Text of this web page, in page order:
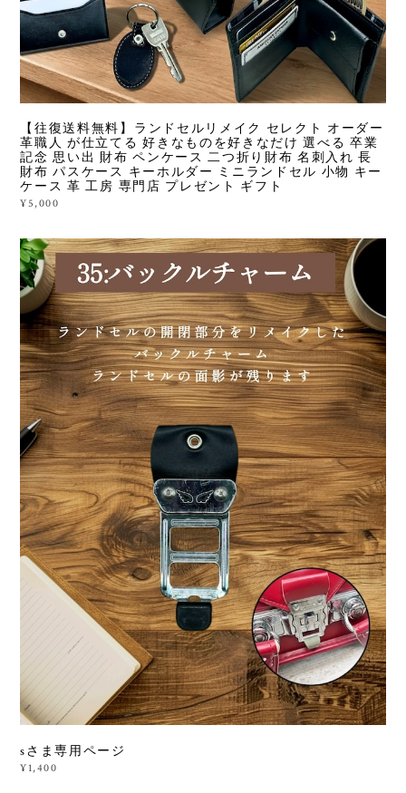
【往復送料無料】ランドセルリメイク セレクト オーダー
革職人 が仕立てる 好きなものを好きなだけ 選べる 卒業
記念 思い出 財布 ペンケース 二つ折り財布 名刺入れ 長
財布 パスケース キーホルダー ミニランドセル 小物 キー
ケース 革 工房 専門店 プレゼント ギフト
¥5,000
sさま専用ページ
¥1,400